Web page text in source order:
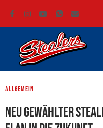
Allgemein
Neu gewählter